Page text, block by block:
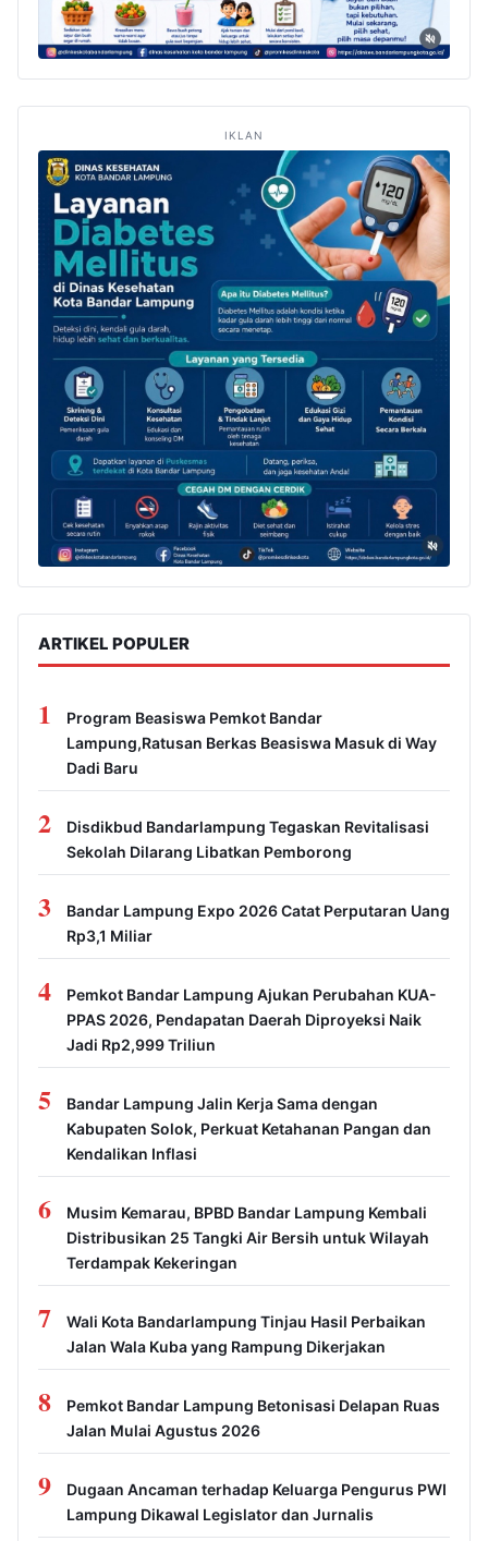
IKLAN
ARTIKEL POPULER
1
Program Beasiswa Pemkot Bandar
Lampung,Ratusan Berkas Beasiswa Masuk di Way
Dadi Baru
2
Disdikbud Bandarlampung Tegaskan Revitalisasi
Sekolah Dilarang Libatkan Pemborong
3
Bandar Lampung Expo 2026 Catat Perputaran Uang
Rp3,1 Miliar
4
Pemkot Bandar Lampung Ajukan Perubahan KUA-
PPAS 2026, Pendapatan Daerah Diproyeksi Naik
Jadi Rp2,999 Triliun
5
Bandar Lampung Jalin Kerja Sama dengan
Kabupaten Solok, Perkuat Ketahanan Pangan dan
Kendalikan Inflasi
6
Musim Kemarau, BPBD Bandar Lampung Kembali
Distribusikan 25 Tangki Air Bersih untuk Wilayah
Terdampak Kekeringan
7
Wali Kota Bandarlampung Tinjau Hasil Perbaikan
Jalan Wala Kuba yang Rampung Dikerjakan
8
Pemkot Bandar Lampung Betonisasi Delapan Ruas
Jalan Mulai Agustus 2026
9
Dugaan Ancaman terhadap Keluarga Pengurus PWI
Lampung Dikawal Legislator dan Jurnalis